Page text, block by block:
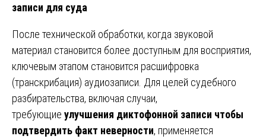
записи для суда
После технической обработки, когда звуковой
материал становится более доступным для восприятия,
ключевым этапом становится расшифровка
(транскрибация) аудиозаписи. Для целей судебного
разбирательства, включая случаи,
требующие улучшения диктофонной записи чтобы
подтвердить факт неверности, применяется